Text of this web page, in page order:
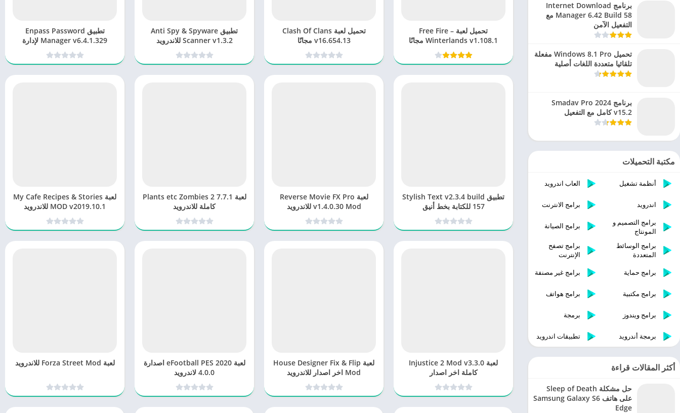
تحميل لعبة Free Fire –
Winterlands v1.108.1 مجانًا
تحميل لعبة Clash Of Clans
v16.654.13 مجانًا
تطبيق Anti Spy & Spyware
Scanner v1.3.2 للاندرويد
تطبيق Enpass Password
Manager v6.4.1.329 لإدارة
كلمات المرور
تطبيق Stylish Text v2.3.4 build
157 للكتابة بخط أنيق
لعبة Reverse Movie FX Pro
v1.4.0.30 Mod للاندرويد
لعبة Plants etc Zombies 2 7.7.1
كاملة للاندرويد
لعبة My Cafe Recipes & Stories
MOD v2019.10.1 للاندرويد
لعبة Injustice 2 Mod v3.3.0
كاملة اخر اصدار
لعبة House Designer Fix & Flip
Mod اخر اصدار للاندرويد
لعبة eFootball PES 2020 اصدارة
4.0.0 لاندرويد
لعبة Forza Street Mod للاندرويد
برنامج Internet Download
Manager 6.42 Build 58 مع
التفعيل الآمن
تحميل Windows 8.1 Pro مفعلة
تلقائيا متعددة اللغات أصلية
برنامج Smadav Pro 2024
v15.2 كامل مع التفعيل
مكتبة التحميلات
أنظمة تشغيل العاب اندرويد
اندرويد
برامج الانترنت
برامج التصميم و
المونتاج
برامج الصيانة
برامج الوسائط
المتعددة
برامج تصفح
الإنترنت
برامج حماية
برامج غير مصنفة
برامج مكتبية برامج هواتف
برامج ويندوز برمجة
برمجة أندرويد تطبيقات اندرويد
أكثر المقالات قراءة
حل مشكلة Sleep of Death
على هاتف Samsung Galaxy S6
Edge